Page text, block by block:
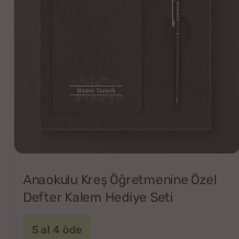
Anaokulu Kreş Öğretmenine Özel
Defter Kalem Hediye Seti
5 al 4 öde